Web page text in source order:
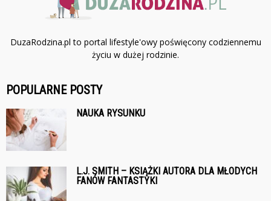
DuzaRodzina.pl to portal lifestyle'owy poświęcony codziennemu
życiu w dużej rodzinie.
POPULARNE POSTY
NAUKA RYSUNKU
L.J. SMITH – KSIĄŻKI AUTORA DLA MŁODYCH
FANÓW FANTASTYKI